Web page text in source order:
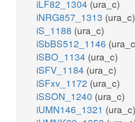
iLF82_1304 (ura_c)
iNRG857_1313 (ura_c)
iS_1188 (ura_c)
iSbBS512_1146
iSBO_1134 (ura_c)
iSFV_1184 (ura_c)
iSFxv_1172 (ura_c)
iSSON_1240 (ura_c)
iUMN146_1321 (ura_c)